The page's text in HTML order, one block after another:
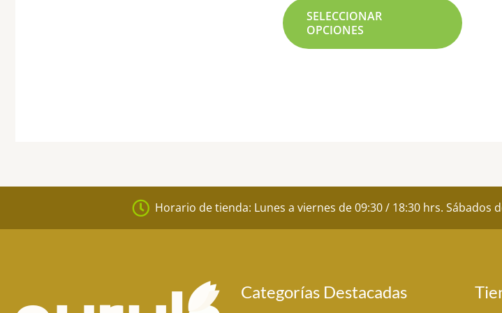
SELECCIONAR
OPCIONES
Horario de tienda: Lunes a viernes de 09:30 / 18:30 hrs. Sábados
Categorías Destacadas